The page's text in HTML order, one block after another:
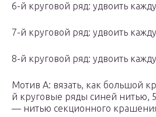
6-й круговой ряд: удвоить
7-й круговой ряд: удвоить
8-й круговой ряд: удвоить
Мотив А: вязать, как большой
й круговые ряды синей нитью,
— нитью секционного